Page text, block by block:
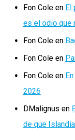
Fon Cole en El
es el odio que
Fon Cole en
Fon Cole en
Fon Cole en
2026
DMalignus en
de que